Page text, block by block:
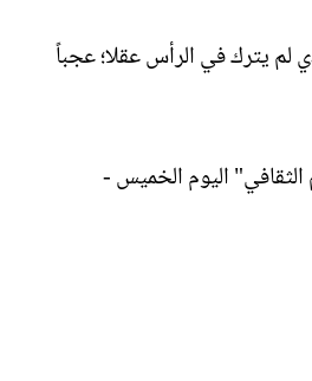
لم يترك في الرأس عقلا؛ عجباً
اليوم الخميس -